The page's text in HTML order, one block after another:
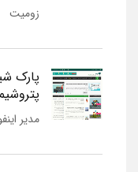
زومیت
پارک
مدیر